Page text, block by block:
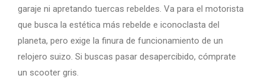
garaje ni apretando tuercas rebeldes. Va para el motorista
que busca la estética más rebelde e iconoclasta del
planeta, pero exige la finura de funcionamiento de un
relojero suizo. Si buscas pasar desapercibido, cómprate
un scooter gris.